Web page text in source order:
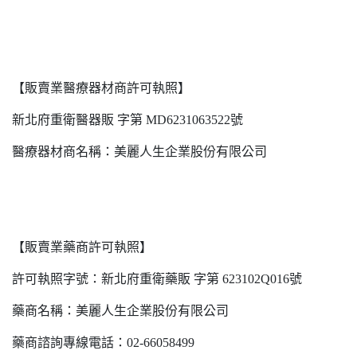
【販賣業醫療器材商許可執照】
新北府重衛醫器販 字第 MD6231063522號
醫療器材商名稱：美麗人生企業股份有限公司
【販賣業藥商許可執照】
許可執照字號：新北府重衛藥販 字第 623102Q016號
藥商名稱：美麗人生企業股份有限公司
藥商諮詢專線電話：02-66058499